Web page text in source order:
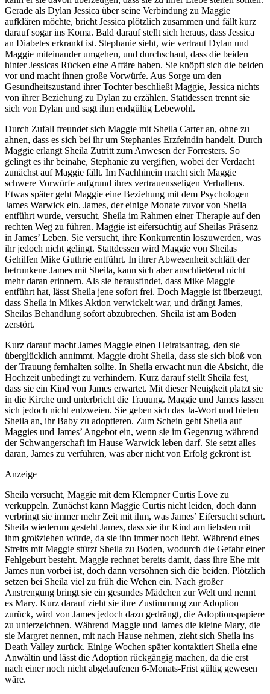
Gerade als Dylan Jessica über seine Verbindung zu Maggie
aufklären möchte, bricht Jessica plötzlich zusammen und fällt kurz
darauf sogar ins Koma. Bald darauf stellt sich heraus, dass Jessica
an Diabetes erkrankt ist. Stephanie sieht, wie vertraut Dylan und
Maggie miteinander umgehen, und durchschaut, dass die beiden
hinter Jessicas Rücken eine Affäre haben. Sie knöpft sich die beiden
vor und macht ihnen große Vorwürfe. Aus Sorge um den
Gesundheitszustand ihrer Tochter beschließt Maggie, Jessica nichts
von ihrer Beziehung zu Dylan zu erzählen. Stattdessen trennt sie
sich von Dylan und sagt ihm endgültig Lebewohl.
Durch Zufall freundet sich Maggie mit Sheila Carter an, ohne zu
ahnen, dass es sich bei ihr um Stephanies Erzfeindin handelt. Durch
Maggie erlangt Sheila Zutritt zum Anwesen der Forresters. So
gelingt es ihr beinahe, Stephanie zu vergiften, wobei der Verdacht
zunächst auf Maggie fällt. Im Nachhinein macht sich Maggie
schwere Vorwürfe aufgrund ihres vertrauensseligen Verhaltens.
Etwas später geht Maggie eine Beziehung mit dem Psychologen
James Warwick ein. James, der einige Monate zuvor von Sheila
entführt wurde, versucht, Sheila im Rahmen einer Therapie auf den
rechten Weg zu führen. Maggie ist eifersüchtig auf Sheilas Präsenz
in James’ Leben. Sie versucht, ihre Konkurrentin loszuwerden, was
ihr jedoch nicht gelingt. Stattdessen wird Maggie von Sheilas
Gehilfen Mike Guthrie entführt. In ihrer Abwesenheit schläft der
betrunkene James mit Sheila, kann sich aber anschließend nicht
mehr daran erinnern. Als sie herausfindet, dass Mike Maggie
entführt hat, lässt Sheila jene sofort frei. Doch Maggie ist überzeugt,
dass Sheila in Mikes Aktion verwickelt war, und drängt James,
Sheilas Behandlung sofort abzubrechen. Sheila ist am Boden
zerstört.
Kurz darauf macht James Maggie einen Heiratsantrag, den sie
überglücklich annimmt. Maggie droht Sheila, dass sie sich bloß von
der Trauung fernhalten sollte. In Sheila erwacht nun die Absicht, die
Hochzeit unbedingt zu verhindern. Kurz darauf stellt Sheila fest,
dass sie ein Kind von James erwartet. Mit dieser Neuigkeit platzt sie
in die Kirche und unterbricht die Trauung. Maggie und James lassen
sich jedoch nicht entzweien. Sie geben sich das Ja-Wort und bieten
Sheila an, ihr Baby zu adoptieren. Zum Schein geht Sheila auf
Maggies und James’ Angebot ein, wenn sie im Gegenzug während
der Schwangerschaft im Hause Warwick leben darf. Sie setzt alles
daran, James zu verführen, was aber nicht von Erfolg gekrönt ist.
Anzeige
Sheila versucht, Maggie mit dem Klempner Curtis Love zu
verkuppeln. Zunächst kann Maggie Curtis nicht leiden, doch dann
verbringt sie immer mehr Zeit mit ihm, was James’ Eifersucht schürt.
Sheila wiederum gesteht James, dass sie ihr Kind am liebsten mit
ihm großziehen würde, da sie ihn immer noch liebt. Während eines
Streits mit Maggie stürzt Sheila zu Boden, wodurch die Gefahr einer
Fehlgeburt besteht. Maggie rechnet bereits damit, dass ihre Ehe mit
James nun vorbei ist, doch dann versöhnen sich die beiden. Plötzlich
setzen bei Sheila viel zu früh die Wehen ein. Nach großer
Anstrengung bringt sie ein gesundes Mädchen zur Welt und nennt
es Mary. Kurz darauf zieht sie ihre Zustimmung zur Adoption
zurück, wird von James jedoch dazu gedrängt, die Adoptionspapiere
zu unterzeichnen. Während Maggie und James die kleine Mary, die
sie Margret nennen, mit nach Hause nehmen, zieht sich Sheila ins
Death Valley zurück. Einige Wochen später kontaktiert Sheila eine
Anwältin und lässt die Adoption rückgängig machen, da die erst
nach einer noch nicht abgelaufenen 6-Monats-Frist gültig gewesen
wäre.